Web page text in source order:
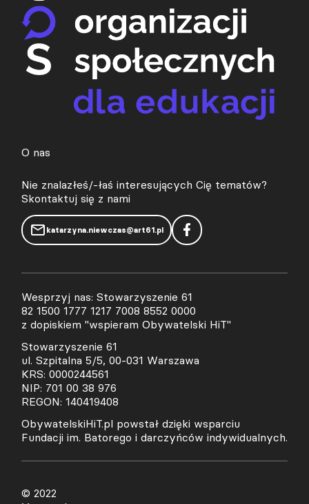
O nas
Nie znalazłeś/-łaś interesujących Cię tematów?
Skontaktuj się z nami
katarzyna.niewczas@art61.pl
Wesprzyj nas: Stowarzyszenie 61
82 1500 1777 1217 7008 8552 0000
z dopiskiem "wspieram Obywatelski HiT"
Stowarzyszenie 61
ul. Szpitalna 5/5, 00-031 Warszawa
KRS: 0000244561
NIP: 701 00 38 976
REGON: 140419408
ObywatelskiHiT.pl powstał dzięki wsparciu
Fundacji im. Batorego i darczyńców indywidualnych.
© 2022